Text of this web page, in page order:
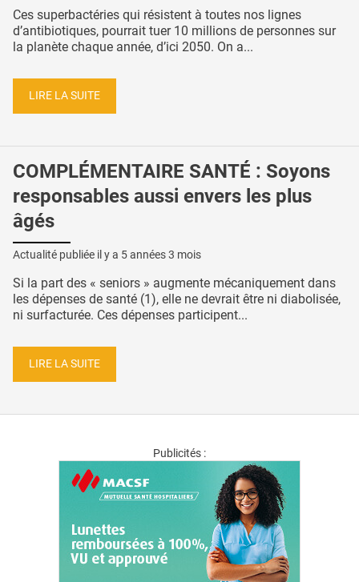
Ces superbactéries qui résistent à toutes nos lignes
d’antibiotiques, pourrait tuer 10 millions de personnes sur
la planète chaque année, d’ici 2050. On a...
LIRE LA SUITE
COMPLÉMENTAIRE SANTÉ : Soyons
responsables aussi envers les plus
âgés
Actualité publiée il y a 5 années 3 mois
Si la part des « seniors » augmente mécaniquement dans
les dépenses de santé (1), elle ne devrait être ni diabolisée,
ni surfacturée. Ces dépenses participent...
LIRE LA SUITE
Publicités :